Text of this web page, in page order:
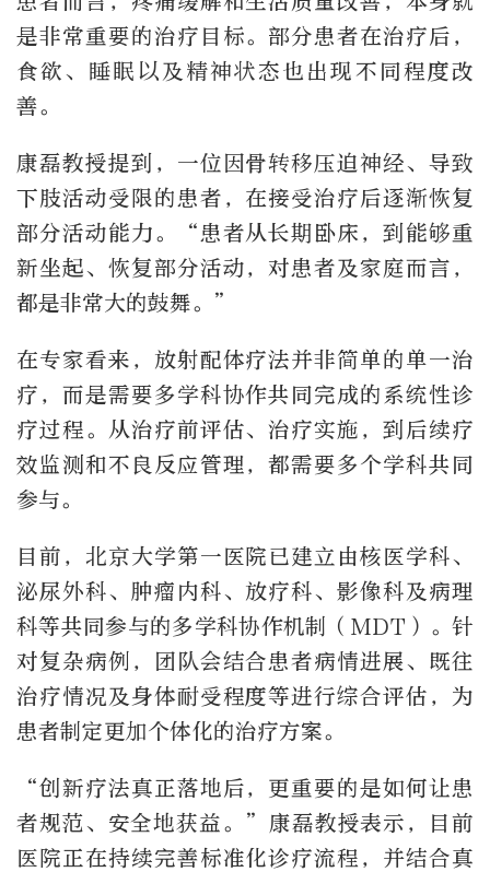
是非常重要的治疗目标。部分患者在治疗后，
食欲、睡眠以及精神状态也出现不同程度改
善。
康磊教授提到，一位因骨转移压迫神经、导致
下肢活动受限的患者，在接受治疗后逐渐恢复
部分活动能力。“患者从长期卧床，到能够重
新坐起、恢复部分活动，对患者及家庭而言，
都是非常大的鼓舞。”
在专家看来，放射配体疗法并非简单的单一治
疗，而是需要多学科协作共同完成的系统性诊
疗过程。从治疗前评估、治疗实施，到后续疗
效监测和不良反应管理，都需要多个学科共同
参与。
目前，北京大学第一医院已建立由核医学科、
泌尿外科、肿瘤内科、放疗科、影像科及病理
科等共同参与的多学科协作机制（MDT）。针
对复杂病例，团队会结合患者病情进展、既往
治疗情况及身体耐受程度等进行综合评估，为
患者制定更加个体化的治疗方案。
“创新疗法真正落地后，更重要的是如何让患
者规范、安全地获益。”康磊教授表示，目前
医院正在持续完善标准化诊疗流程，并结合真